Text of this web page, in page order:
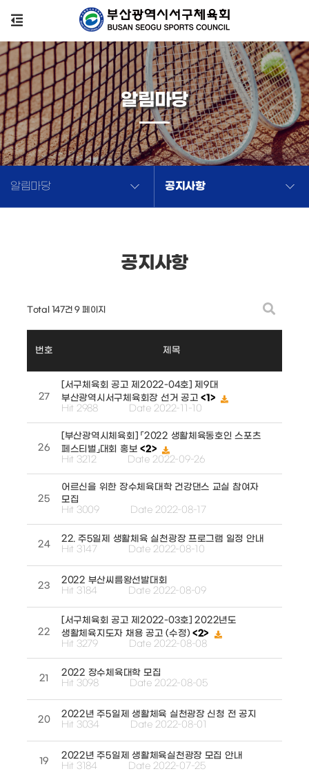
알림마당 공지사항
알림마당
공지사항
Total 147건 9 페이지
번호 제목
27
[서구체육회 공고 제2022-04호] 제9대
부산광역시서구체육회장 선거 공고<1>
Hit 2988 Date 2022-11-10
26
[부산광역시체육회] 「2022 생활체육동호인 스포츠
페스티벌」대회 홍보<2>
Hit 3212 Date 2022-09-26
25
어르신을 위한 장수체육대학 건강댄스 교실 참여자
모집
Hit 3009
Date 2022-08-17
24
22. 주5일제 생활체육 실천광장 프로그램 일정 안내
Hit 3147
Date 2022-08-10
23
2022 부산씨름왕선발대회
Hit 3184
Date 2022-08-09
22
[서구체육회 공고 제2022-03호] 2022년도
생활체육지도자 채용 공고 (수정)<2>
Hit 3279 Date 2022-08-08
21
2022 장수체육대학 모집
Hit 3098
Date 2022-08-05
20
2022년 주5일제 생활체육 실천광장 신청 전 공지
Hit 3034
Date 2022-08-01
19
2022년 주5일제 생활체육실천광장 모집 안내
Hit 3184
Date 2022-07-25